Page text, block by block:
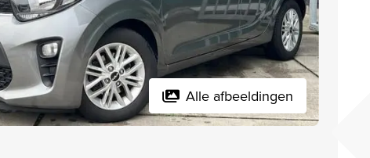
Alle afbeeldingen